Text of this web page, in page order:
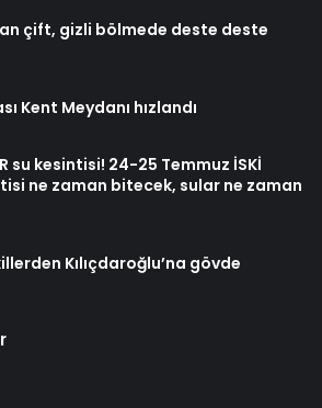
çift, gizli bölmede deste deste
Kent Meydanı hızlandı
su kesintisi! 24-25 Temmuz İSKİ
ne zaman bitecek, sular ne zaman
Kılıçdaroğlu’na gövde